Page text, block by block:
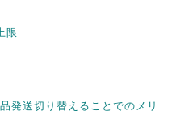
限
発送切り替えることでのメリ